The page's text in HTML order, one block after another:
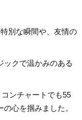
別な瞬間や、友情の
ックで温かみのある
ンチャートでも55
心を掴みました。